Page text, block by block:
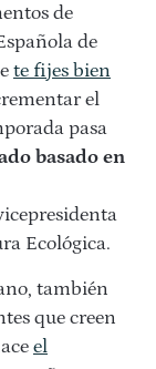
de
de
te fijes bien
el
pasa
basado en
Ecológica.
también
que creen
el